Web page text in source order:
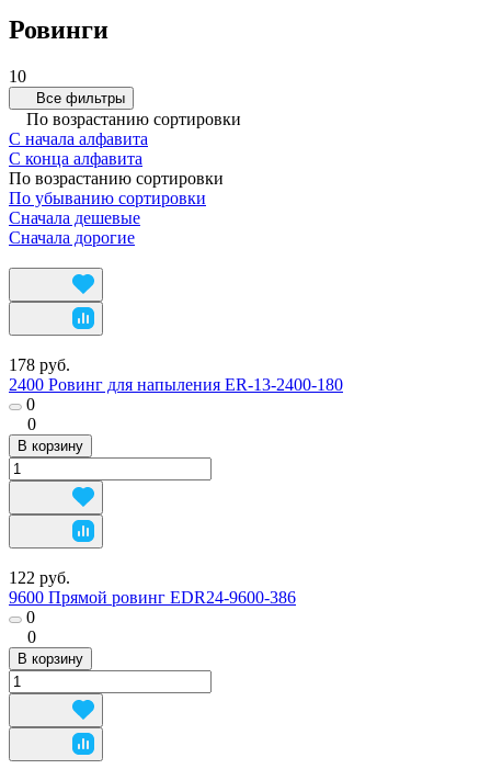
Ровинги
10
Все фильтры
По возрастанию сортировки
С начала алфавита
С конца алфавита
По возрастанию сортировки
По убыванию сортировки
Сначала дешевые
Сначала дорогие
178 руб.
2400 Ровинг для напыления ER-13-2400-180
0
0
В корзину
122 руб.
9600 Прямой ровинг EDR24-9600-386
0
0
В корзину